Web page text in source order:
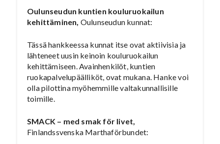
Oulunseudun kuntien kouluruokailun
kehittäminen, Oulunseudun kunnat:
Tässä hankkeessa kunnat itse ovat aktiivisia ja
lähteneet uusin keinoin kouluruokailun
kehittämiseen. Avainhenkilöt, kuntien
ruokapalvelupäälliköt, ovat mukana. Hanke voi
olla pilottina myöhemmille valtakunnallisille
toimille.
SMACK – med smak för livet,
Finlandssvenska Marthaförbundet: